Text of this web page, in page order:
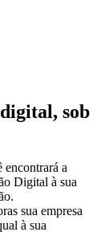
sob
a
Digital à sua
sua empresa
à sua